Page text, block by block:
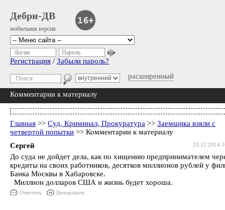
Дебри-ДВ
мобильная версия
расширенный
Логин Пароль
Регистрация / Забыли пароль?
Комментарии к материалу
Главная >> Суд, Криминал, Прокуратура >> Заемщика взяли с
четвертой попытки >> Комментарии к материалу
24.12.2014
Сергей
До суда не дойдет дела, как по хищению предпринимателем
кредиты на своих работников, десятков миллионов рублей у
Банка Москвы в Хабаровске.
Миллион долларов США и жизнь будет хороша.
Ответить Цитировать